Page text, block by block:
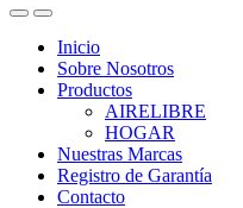
Inicio
Sobre Nosotros
Productos
AIRELIBRE
HOGAR
Nuestras Marcas
Registro de Garantía
Contacto